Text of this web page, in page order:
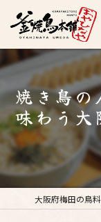
焼き鳥
味わう